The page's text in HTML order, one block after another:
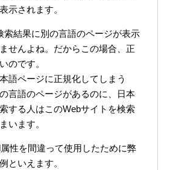
示されます。
索結果に別の言語のページが表示
せんよね。だからこの場合、正
のです。
語ページに正規化してしまう
言語のページがあるのに、日本
する人はこのWebサイトを検索
います。
性を間違って使用したために弊
といえます。